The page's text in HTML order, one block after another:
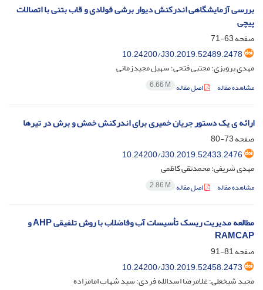
بررسی آزمایشگاهی اندرکنش دیوار برشی فولادی و قاب بتنی با اتصالات
پیچی
صفحه63-71
10.24200/J30.2019.52489.2478
مهدی پرویزی؛ مجتبی فتحی؛ سهیل مجیدزمانی
مشاهده مقاله اصل مقاله 6.66 M
ارائه ی یک دستور جریان خمیری برای اندرکنش خمش و برش در تیرها
صفحه73-80
10.24200/J30.2019.52433.2476
مهدی شریفی؛ محمدتقی کاظمی
مشاهده مقاله اصل مقاله 2.86 M
مطالعه مدیریت ریسک تأسیسات آب‌ وفاضلاب با روش تلفیقی AHP و
RAMCAP
صفحه81-91
10.24200/J30.2019.52458.2473
مجید شیخعلی؛ غلامرضا اسدالله فردی؛ سید شهاب امامزاده